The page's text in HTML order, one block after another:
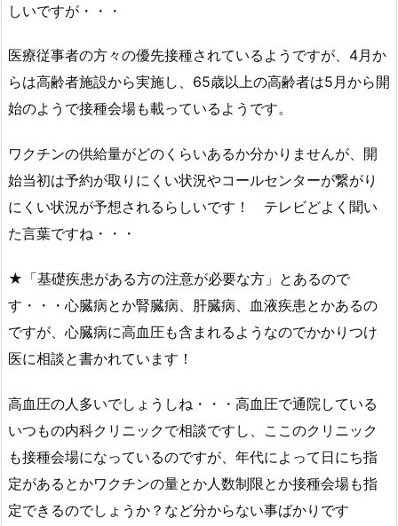
しいですが・・・
医療従事者の方々の優先接種されているようですが、4月か
らは高齢者施設から実施し、65歳以上の高齢者は5月から開
始のようで接種会場も載っているようです。
ワクチンの供給量がどのくらいあるか分かりませんが、開
始当初は予約が取りにくい状況やコールセンターが繋がり
にくい状況が予想されるらしいです！ テレビどよく聞い
た言葉ですね・・・
★「基礎疾患がある方の注意が必要な方」とあるので
す・・・心臓病とか腎臓病、肝臓病、血液疾患とかあるの
ですが、心臓病に高血圧も含まれるようなのでかかりつけ
医に相談と書かれています！
高血圧の人多いでしょうしね・・・高血圧で通院している
いつもの内科クリニックで相談ですし、ここのクリニック
も接種会場になっているのですが、年代によって日にち指
定があるとかワクチンの量とか人数制限とか接種会場も指
定できるのでしょうか？など分からない事ばかりです